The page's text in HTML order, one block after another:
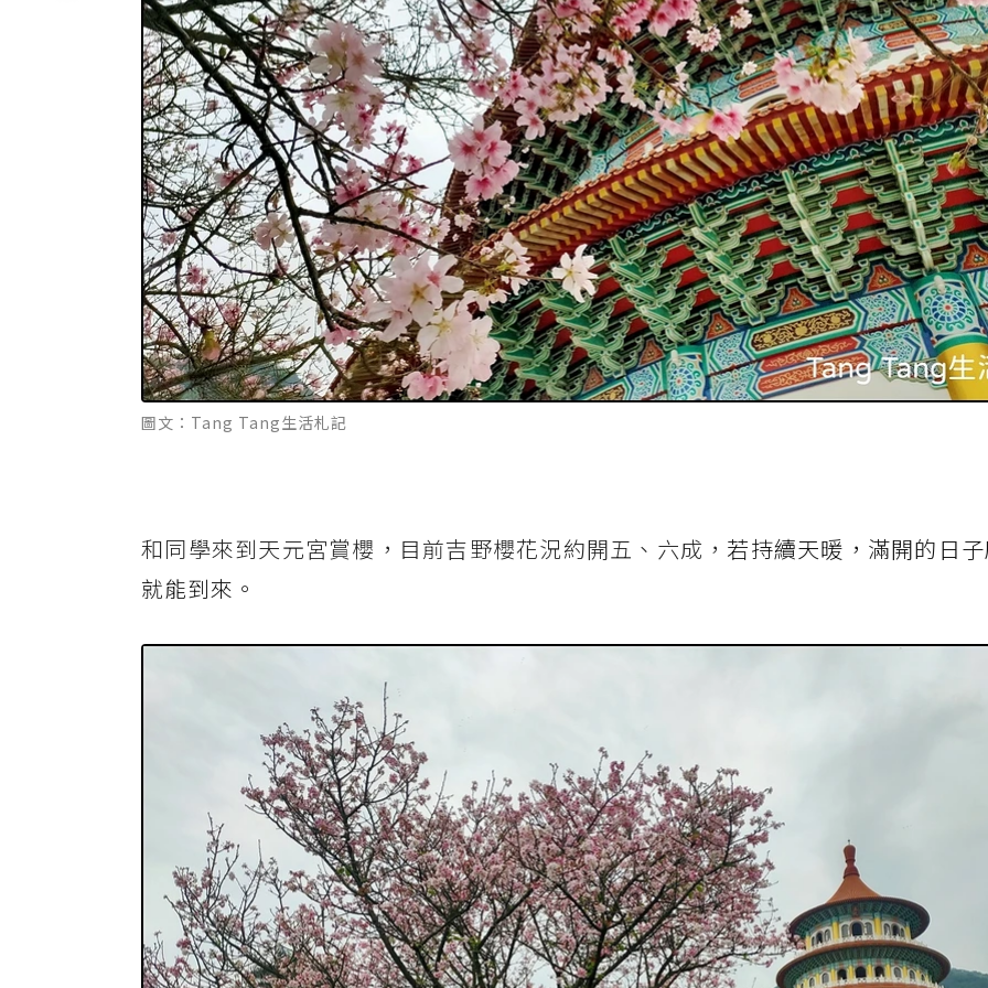
圖文：Tang Tang生活札記
和同學來到天元宮賞櫻，目前吉野櫻花況約開五、六成， 若持續天暖，滿開的日
就能到來。